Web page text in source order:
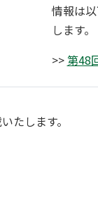
情報は
します。
>>第48
たします。